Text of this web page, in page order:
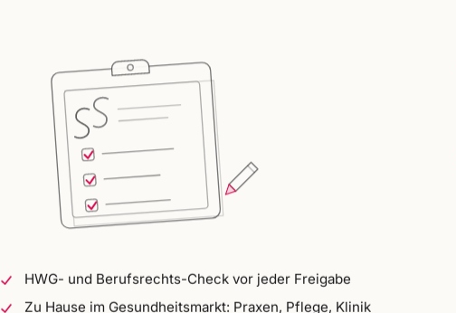
HWG- und Berufsrechts-Check vor jeder Freigabe
Zu Hause im Gesundheitsmarkt: Praxen, Pflege, Klinik